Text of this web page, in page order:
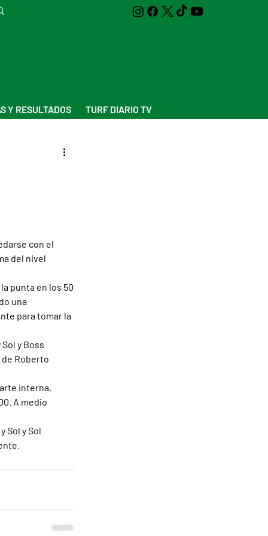
Y RESULTADOS TURF DIARIO TV
con el
del nivel
punta en los 50
una
para tomar la
y Boss
Roberto
interna,
A medio
Sol y Sol